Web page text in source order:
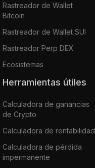
Rastreador de Wallet
Bitcoin
Rastreador de Wallet SUI
Rastreador Perp DEX
Ecosistemas
Herramientas útiles
Calculadora de ganancias
de Crypto
Calculadora de rentabilidad
Calculadora de pérdida
impermanente